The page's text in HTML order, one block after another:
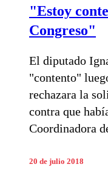
"Estoy
Congreso"
El diputado
"contento"
rechazara la
contra que
Coordinadora
20 de julio 2018